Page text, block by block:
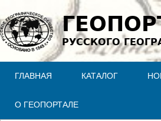
Jump to
РУССКОГО
ГЛАВНАЯ КАТАЛОГ
О ГЕОПОРТАЛЕ